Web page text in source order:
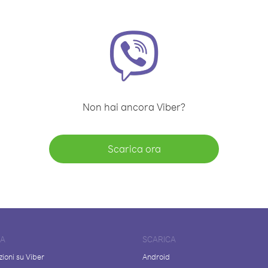
Non hai ancora Viber?
Scarica ora
su Viber
SCARICA
Android